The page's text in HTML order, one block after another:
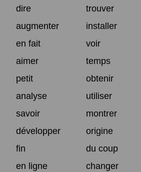
dire
trouver
augmenter
installer
en fait
voir
aimer
temps
petit
obtenir
analyse
utiliser
savoir
montrer
développer
origine
fin
du coup
en ligne
changer